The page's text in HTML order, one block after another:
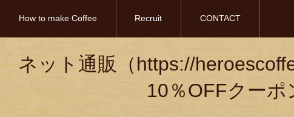
How to make Coffee Recruit CONTACT
ネット通販（https://
10％OFFクーポ